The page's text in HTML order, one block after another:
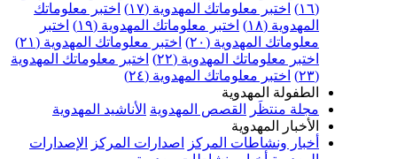
اختبر معلوماتك المهدوية (١٧)
اختبر معلوماتك
اختبر معلوماتك المهدوية (١٩)
اختبر
المهدوية (٢٠)
اختبر معلوماتك المهدوية (٢١)
معلوماتك المهدوية (٢٢)
اختبر معلوماتك المهدوية
اختبر معلوماتك المهدوية (٢٤)
المهدوية
منتظَر
القصص المهدوية الأناشيد المهدوية
المهدوية
ونشاطات المركز اصدارات المركز الإصدارات